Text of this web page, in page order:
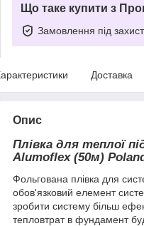
Що таке купити з
Замовлення під
Доставка
Опис
Плівка для теплої
Alumoflex (50м)
Фольгована плівка для
обов'язковий елемент
зробити систему більш
тепловтрат в фундамент